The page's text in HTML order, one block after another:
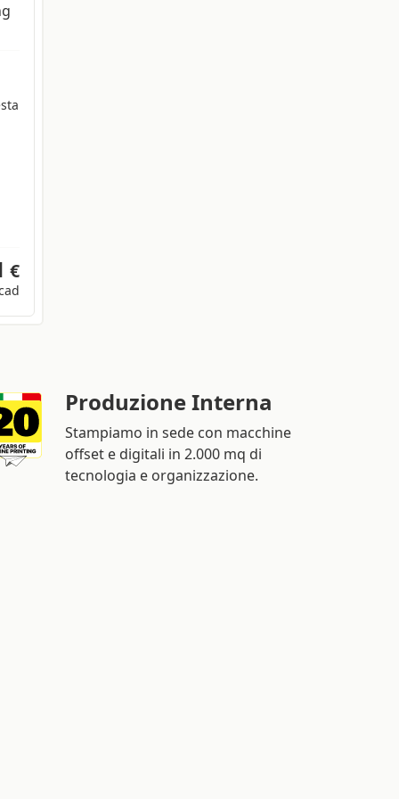
€
Produzione Interna
Stampiamo in sede con macchine
offset e digitali in 2.000 mq di
tecnologia e organizzazione.